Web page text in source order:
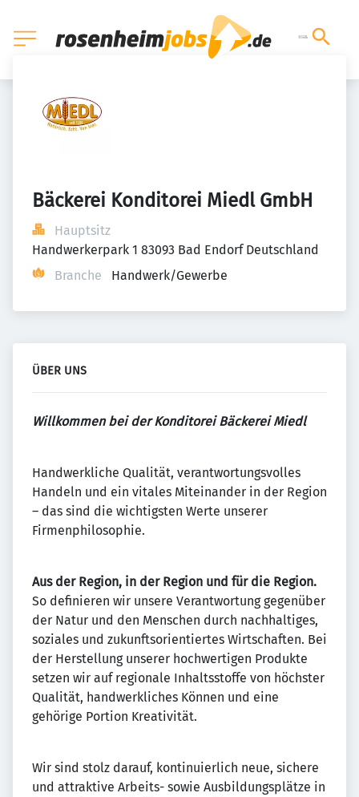
Bäckerei Konditorei Miedl GmbH
Hauptsitz
Handwerkerpark 1 83093 Bad Endorf Deutschland
Branche
Handwerk/Gewerbe
ÜBER UNS
Willkommen bei der Konditorei Bäckerei Miedl
Handwerkliche Qualität, verantwortungsvolles
Handeln und ein vitales Miteinander in der Region
– das sind die wichtigsten Werte unserer
Firmenphilosophie.
Aus der Region, in der Region und für die Region.
So definieren wir unsere Verantwortung gegenüber
der Natur und den Menschen durch nachhaltiges,
soziales und zukunftsorientiertes Wirtschaften. Bei
der Herstellung unserer hochwertigen Produkte
setzen wir auf regionale Inhaltsstoffe von höchster
Qualität, handwerkliches Können und eine
gehörige Portion Kreativität.
Wir sind stolz darauf, kontinuierlich neue, sichere
und attraktive Arbeits- sowie Ausbildungsplätze in